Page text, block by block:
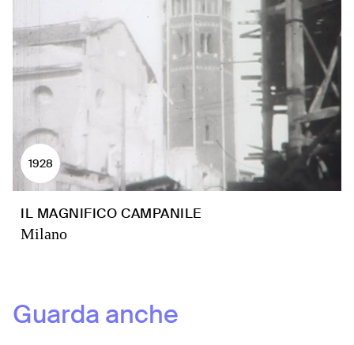
1928
IL MAGNIFICO CAMPANILE
Milano
Guarda anche